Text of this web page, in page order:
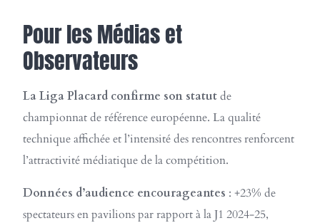
Pour les Médias et
Observateurs
La Liga Placard confirme son statutde
championnat de référence européenne. La qualité
technique affichée et l’intensité des rencontres renforcent
l’attractivité médiatique de la compétition.
Données d’audience encourageantes : +23% de
spectateurs en pavilions par rapport à la J1 2024-25,